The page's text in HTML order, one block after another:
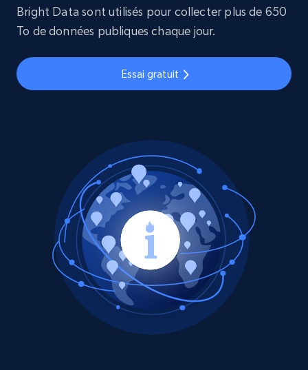
Bright Data sont utilisés pour collecter plus de 650
To de données publiques chaque jour.
Essai gratuit